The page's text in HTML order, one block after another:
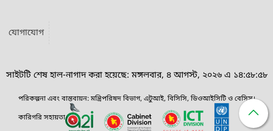
যোগাযোগ
সাইটটি শেষ হাল-নাগাদ করা হয়েছে: মঙ্গলবার, ৪ আগস্ট, ২০২৬ এ ১৪:৫৮:৫৮
পরিকল্পনা এবং বাস্তবায়ন: মন্ত্রিপরিষদ বিভাগ, এটুআই, বিসিসি, ডিওআইসিটি ও বেসিস।
কারিগরি সহায়তা